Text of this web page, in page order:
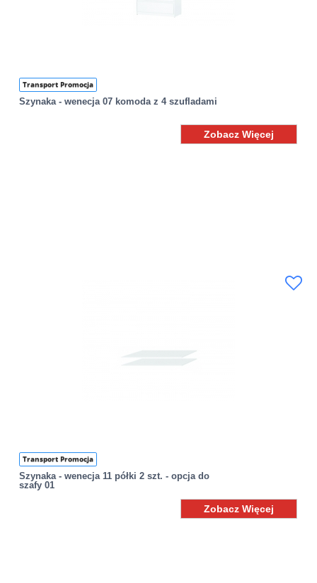
Transport Promocja
Szynaka - wenecja 07 komoda z 4 szufladami
Zobacz Więcej
Transport Promocja
Szynaka - wenecja 11 półki 2 szt. - opcja do
szafy 01
Zobacz Więcej